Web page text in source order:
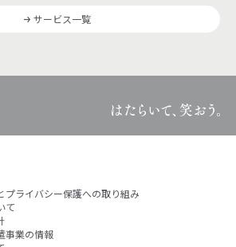
サービス一覧
プライバシー保護への取り組み
て
事業の情報